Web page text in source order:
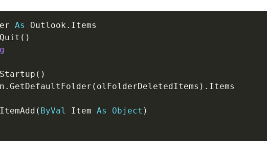
As Outlook .
( )
( )
. GetDefaultFolder ( olFolderDeletedItems ) .
( ByVal Item As Object )